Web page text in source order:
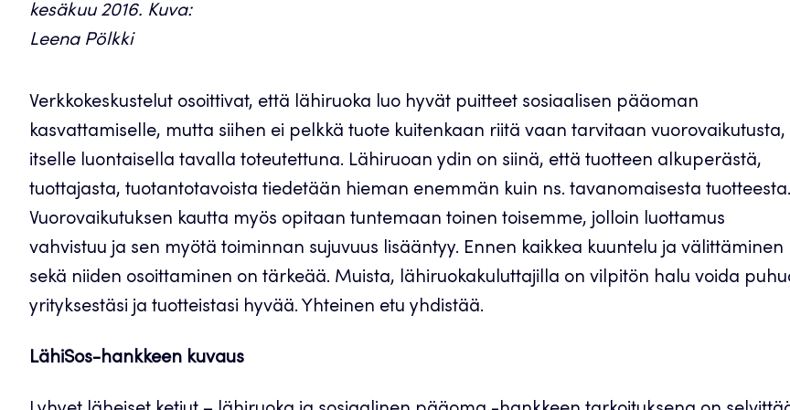
kesäkuu 2016. Kuva:
Leena Pölkki
Verkkokeskustelut osoittivat, että lähiruoka luo hyvät puitteet sosiaalisen pääoman
kasvattamiselle, mutta siihen ei pelkkä tuote kuitenkaan riitä vaan tarvitaan vuorovaikutusta,
itselle luontaisella tavalla toteutettuna. Lähiruoan ydin on siinä, että tuotteen alkuperästä,
tuottajasta, tuotantotavoista tiedetään hieman enemmän kuin ns. tavanomaisesta tuotteesta.
Vuorovaikutuksen kautta myös opitaan tuntemaan toinen toisemme, jolloin luottamus
vahvistuu ja sen myötä toiminnan sujuvuus lisääntyy. Ennen kaikkea kuuntelu ja välittäminen
sekä niiden osoittaminen on tärkeää. Muista, lähiruokakuluttajilla on vilpitön halu voida
yrityksestäsi ja tuotteistasi hyvää. Yhteinen etu yhdistää.
LähiSos-hankkeen kuvaus